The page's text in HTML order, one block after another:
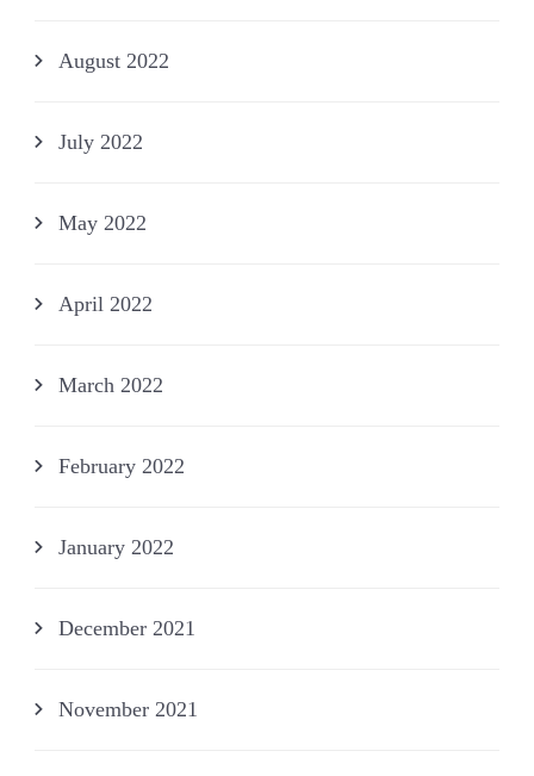
August 2022
July 2022
May 2022
April 2022
March 2022
February 2022
January 2022
December 2021
November 2021